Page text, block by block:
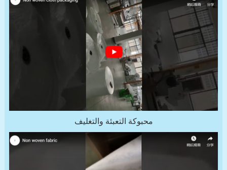
محبوكة التعبئة والتغليف